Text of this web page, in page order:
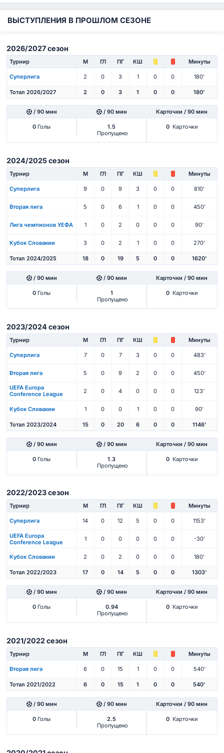
ВЫСТУПЛЕНИЯ В ПРОШЛОМ СЕЗОНЕ
2026/2027 сезон
Турнир М ГЛ ПГ КШ Минуты
Суперлига 2 0 3 1 0 0 180'
Тотал 2026/2027 2 0 3 1 0 0 180'
/ 90 мин / 90 мин Карточки / 90 мин
0 Голы
1.5
Пропущено
0 Карточки
2024/2025 сезон
Турнир М ГЛ ПГ КШ Минуты
Суперлига 9 0 9 3 0 0 810'
Вторая лига 5 0 6 1 0 0 450'
Лига чемпионов УЕФА 1 0 2 0 0 0 90'
Кубок Словакии 3 0 2 1 0 0 270'
Тотал 2024/2025 18 0 19 5 0 0 1620'
/ 90 мин / 90 мин Карточки / 90 мин
0 Голы
1
Пропущено
0 Карточки
2023/2024 сезон
Турнир М ГЛ ПГ КШ Минуты
Суперлига 7 0 7 3 0 0 483'
Вторая лига 5 0 9 2 0 0 450'
UEFA Europa
Conference League
2 0 4 0 0 0 123'
Кубок Словакии 1 0 0 1 0 0 90'
Тотал 2023/2024 15 0 20 6 0 0 1146'
/ 90 мин / 90 мин Карточки / 90 мин
0 Голы
1.3
Пропущено
0 Карточки
2022/2023 сезон
Турнир М ГЛ ПГ КШ Минуты
Суперлига 14 0 12 5 0 0 1153'
UEFA Europa
Conference League
1 0 0 0 0 0 -30'
Кубок Словакии 2 0 2 0 0 0 180'
Тотал 2022/2023 17 0 14 5 0 0 1303'
/ 90 мин / 90 мин Карточки / 90 мин
0 Голы
0.94
Пропущено
0 Карточки
2021/2022 сезон
Турнир М ГЛ ПГ КШ Минуты
Вторая лига 6 0 15 1 0 0 540'
Тотал 2021/2022 6 0 15 1 0 0 540'
/ 90 мин / 90 мин Карточки / 90 мин
0 Голы
2.5
Пропущено
0 Карточки